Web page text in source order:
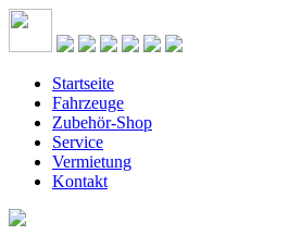
Startseite
Fahrzeuge
Zubehör-Shop
Service
Vermietung
Kontakt